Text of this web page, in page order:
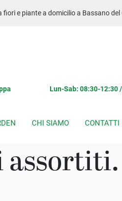
e piante a domicilio a Bassano del
Lun-Sab: 08:30-12:30
CHI SIAMO CONTATTI
assortiti.